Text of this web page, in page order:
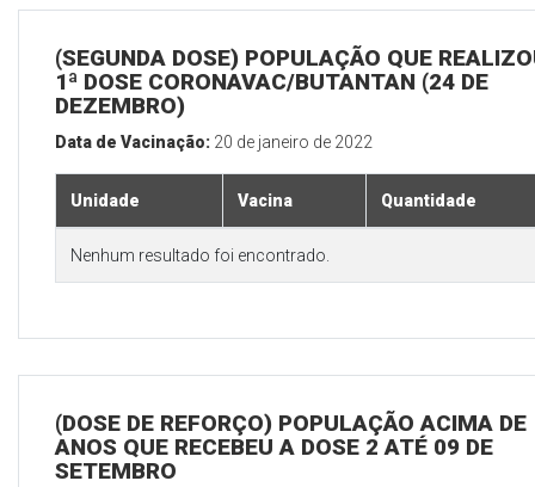
(SEGUNDA DOSE) POPULAÇÃO QUE
1ª DOSE CORONAVAC/BUTANTAN (24 DE
DEZEMBRO)
Data de Vacinação: 20 de janeiro de 2022
Unidade Vacina Quantidade
Nenhum resultado foi encontrado.
(DOSE DE REFORÇO) POPULAÇÃO ACIMA DE
ANOS QUE RECEBEU A DOSE 2 ATÉ 09 DE
SETEMBRO